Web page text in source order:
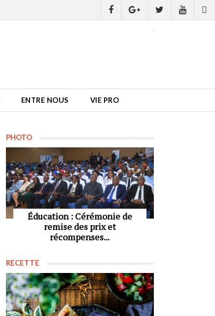
ENTRE NOUS VIE PRO
PHOTO
Éducation : Cérémonie de
remise des prix et
récompenses...
RECETTE